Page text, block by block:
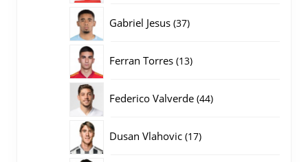
Gabriel Jesus 3737
Ferran Torres 1313
Federico Valverde 4444
Dusan Vlahovic 1717